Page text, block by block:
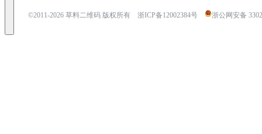
©2011-2026 草料二维码 版权所有 浙ICP备12002384号 浙公网安备